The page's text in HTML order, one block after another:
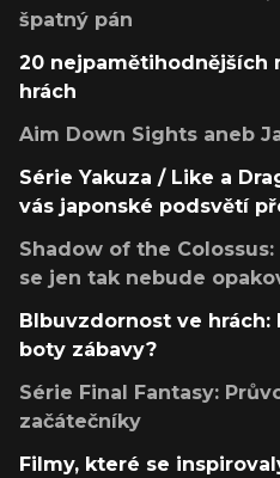
špatný pán
20 nejpamětihodnějších
hrách
Aim Down Sights aneb
Série Yakuza / Like a
vás japonské podsvětí
Shadow of the
se jen tak nebude
Blbuvzdornost ve hrách:
boty zábavy?
Série Final Fantasy:
začátečníky
Filmy, které se